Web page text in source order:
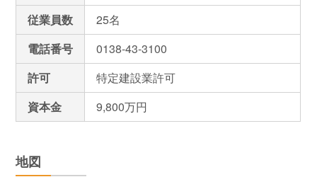
従業員数
25名
電話番号
0138-43-3100
許可
特定建設業許可
資本金
9,800万円
地図